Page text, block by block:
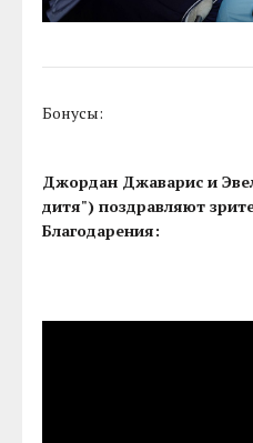
Бонусы:
Джордан Джаварис и
дитя") поздравляют
Благодарения: